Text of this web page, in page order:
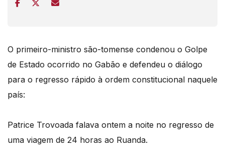
O primeiro-ministro são-tomense condenou o Golpe
de Estado ocorrido no Gabão e defendeu o diálogo
para o regresso rápido à ordem constitucional naquele
país:
Patrice Trovoada falava ontem a noite no regresso de
uma viagem de 24 horas ao Ruanda.